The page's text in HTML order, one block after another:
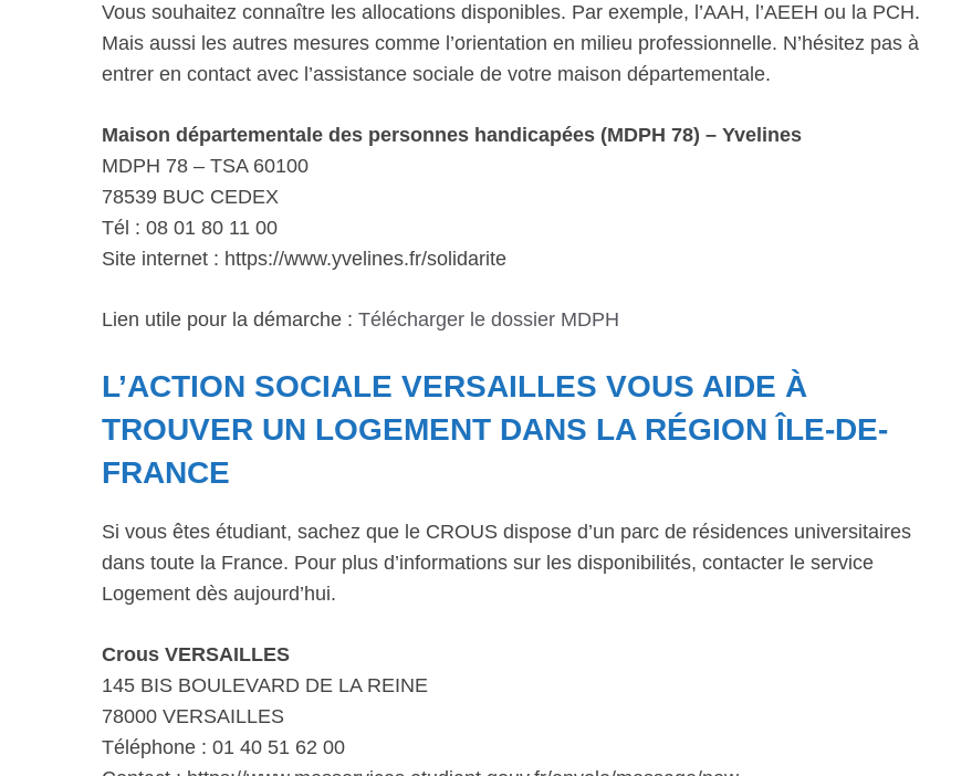
Vous souhaitez connaître les allocations disponibles. Par exemple, l’AAH, l’AEEH ou la PCH.
Mais aussi les autres mesures comme l’orientation en milieu professionnelle. N’hésitez pas à
entrer en contact avec l’assistance sociale de votre maison départementale.
Maison départementale des personnes handicapées (MDPH 78) – Yvelines
MDPH 78 – TSA 60100
78539 BUC CEDEX
Tél : 08 01 80 11 00
Site internet : https://www.yvelines.fr/solidarite
Lien utile pour la démarche : Télécharger le dossier MDPH
L’ACTION SOCIALE VERSAILLES VOUS AIDE À
TROUVER UN LOGEMENT DANS LA RÉGION ÎLE-DE-
FRANCE
Si vous êtes étudiant, sachez que le CROUS dispose d’un parc de résidences universitaires
dans toute la France. Pour plus d’informations sur les disponibilités, contacter le service
Logement dès aujourd’hui.
Crous VERSAILLES
145 BIS BOULEVARD DE LA REINE
78000 VERSAILLES
Téléphone : 01 40 51 62 00